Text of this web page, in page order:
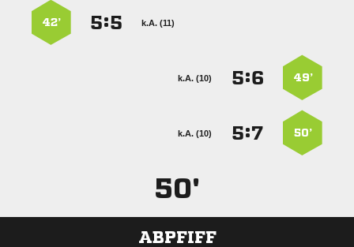
k.A. (11)
:
42’
49’
:
k.A. (10)
50’
:
k.A. (10)
50'
ABPFIFF